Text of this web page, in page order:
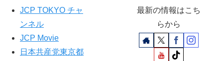
JCP TOKYO チャ
ンネル
JCP Movie
日本共産党東京都
最新の情報はこち
らから